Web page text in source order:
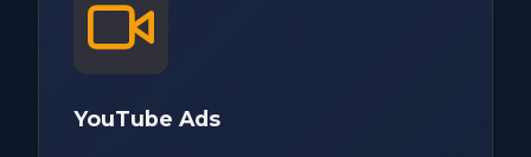
YouTube Ads